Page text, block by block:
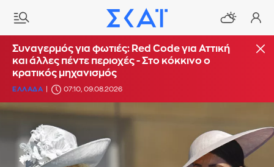
Συναγερμός για φωτιές: Red Code για Αττική
και άλλες πέντε περιοχές - Στο κόκκινο ο
κρατικός μηχανισμός
ΕΛΛΑΔΑ 07:10, 09.08.2026